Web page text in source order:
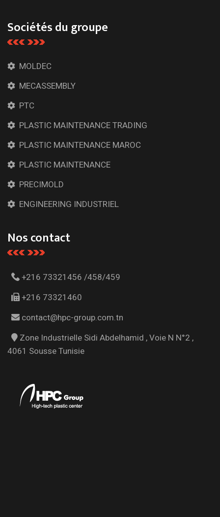
Sociétés du groupe
MOLDEC
MECASSEMBLY
PTC
PLASTIC MAINTENANCE TRADING
PLASTIC MAINTENANCE MAROC
PLASTIC MAINTENANCE
PRECIMOLD
ENGINEERING INDUSTRIEL
Nos contact
+216 73321456 /458/459
+216 73321460
contact@hpc-group.com.tn
Zone Industrielle Sidi Abdelhamid , Voie N N°2 ,
4061 Sousse Tunisie